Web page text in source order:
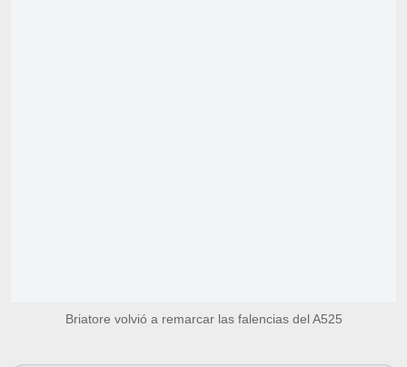
Briatore volvió a remarcar las falencias del A525